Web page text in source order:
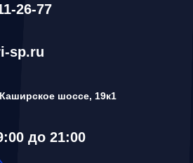
26-77
sp.ru
Каширское шоссе, 19к1
до 21:00